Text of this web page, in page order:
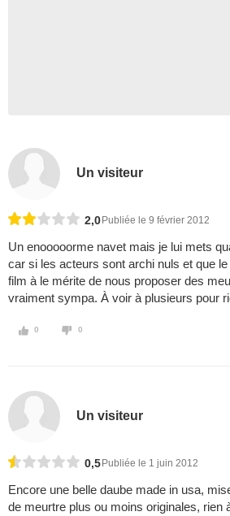
Un visiteur
2,0 Publiée le 9 février 2012
Un enooooorme navet mais je lui mets
car si les acteurs sont archi nuls et que
film à le mérite de nous proposer des
vraiment sympa. À voir à plusieurs pour
0 0
Un visiteur
0,5 Publiée le 1 juin 2012
Encore une belle daube made in usa,
de meurtre plus ou moins originales, rien